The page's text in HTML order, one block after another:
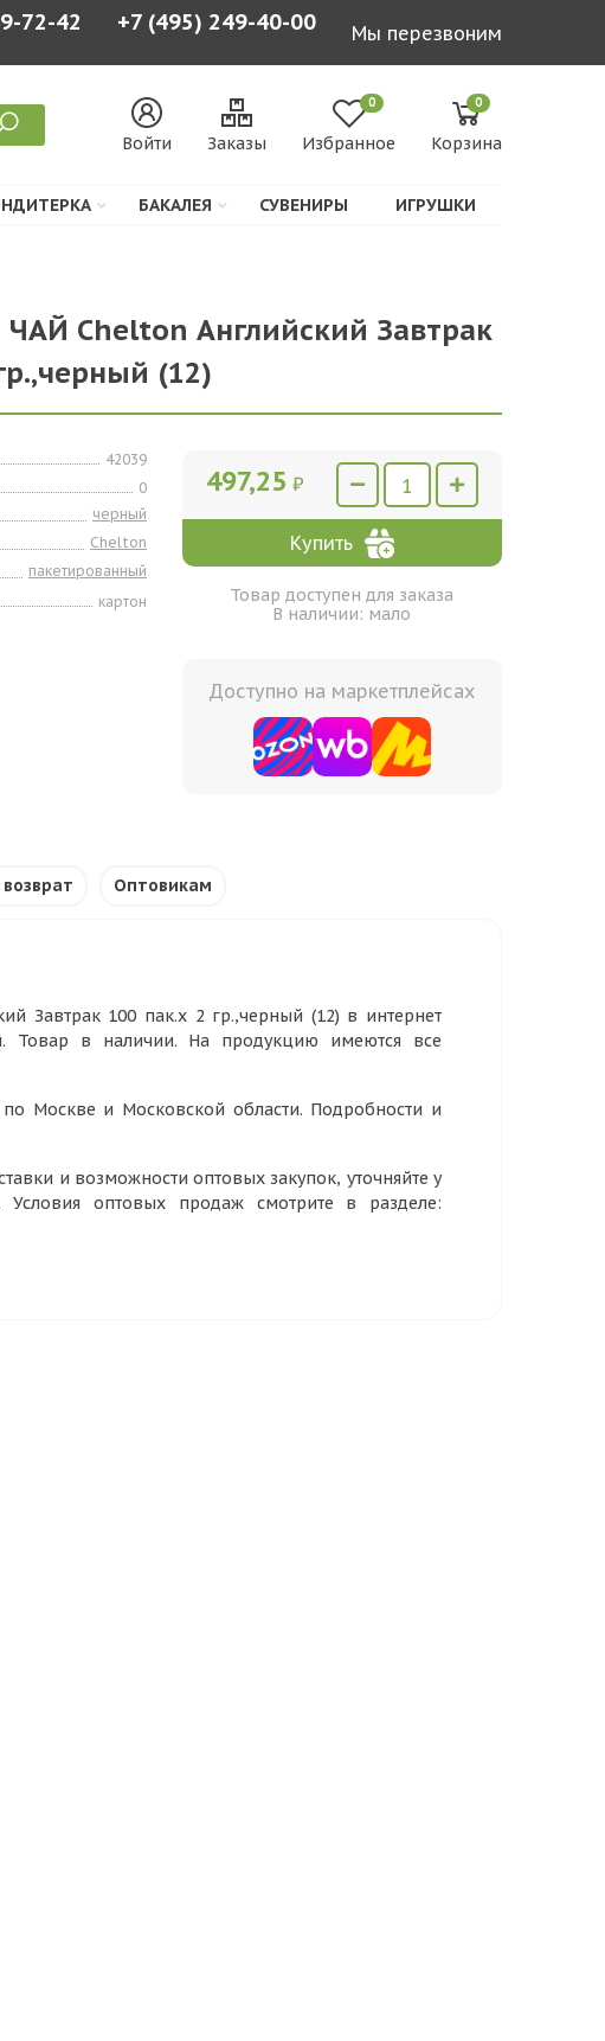
72-42 +7 (495) 249-40-00 Мы перезвоним
Войти Заказы
0
Избранное
0
Корзина
БАКАЛЕЯ СУВЕНИРЫ ИГРУШКИ
Chelton Английский Завтрак
(12)
42039
0
черный
Chelton
пакетированный
картон
497,25 ₽
Купить
Товар доступен для заказа
В наличии: мало
Доступно на маркетплейсах
Оптовикам
Завтрак 100 пак.х 2 гр.,черный (12) в интернет
Товар в наличии. На продукцию имеются все
Москве и Московской области. Подробности и
и возможности оптовых закупок, уточняйте у
Условия оптовых продаж смотрите в разделе: